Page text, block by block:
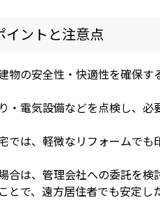
イントと注意点
の安全性・快適性を確保す
電気設備などを点検し、必
は、軽微なリフォームでも
合は、管理会社への委託を
で、遠方居住者でも安定し